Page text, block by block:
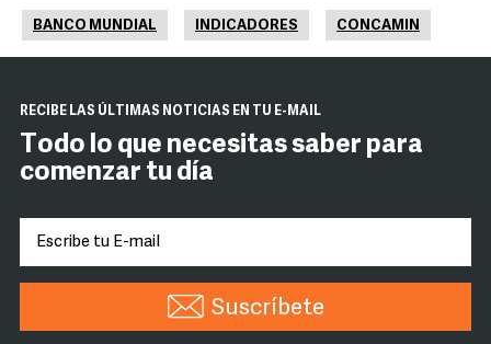
BANCO MUNDIAL INDICADORES CONCAMIN
RECIBE LAS ÚLTIMAS NOTICIAS EN TU E-MAIL
Todo lo que necesitas saber para
comenzar tu día
Suscríbete